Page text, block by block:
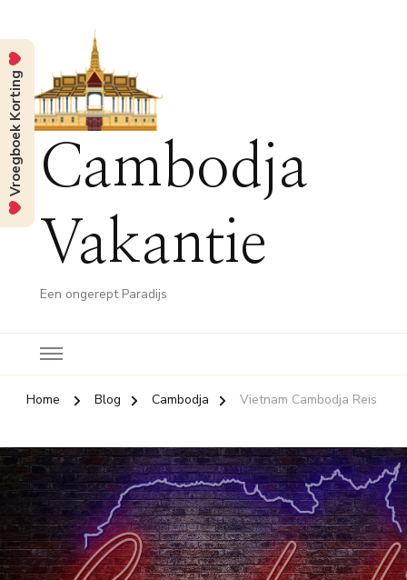
Cambodja
Vakantie
Een ongerept Paradijs
Home Blog Cambodja Vietnam Cambodja Reis
Vroegboek Korting